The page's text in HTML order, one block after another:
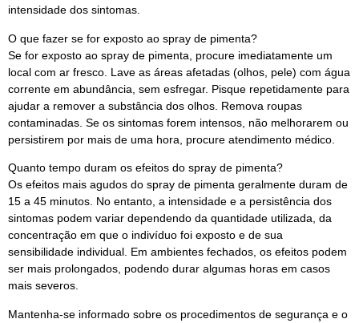
intensidade dos sintomas.
O que fazer se for exposto ao spray de pimenta?
Se for exposto ao spray de pimenta, procure imediatamente um
local com ar fresco. Lave as áreas afetadas (olhos, pele) com água
corrente em abundância, sem esfregar. Pisque repetidamente para
ajudar a remover a substância dos olhos. Remova roupas
contaminadas. Se os sintomas forem intensos, não melhorarem ou
persistirem por mais de uma hora, procure atendimento médico.
Quanto tempo duram os efeitos do spray de pimenta?
Os efeitos mais agudos do spray de pimenta geralmente duram de
15 a 45 minutos. No entanto, a intensidade e a persistência dos
sintomas podem variar dependendo da quantidade utilizada, da
concentração em que o indivíduo foi exposto e de sua
sensibilidade individual. Em ambientes fechados, os efeitos podem
ser mais prolongados, podendo durar algumas horas em casos
mais severos.
Mantenha-se informado sobre os procedimentos de segurança e o